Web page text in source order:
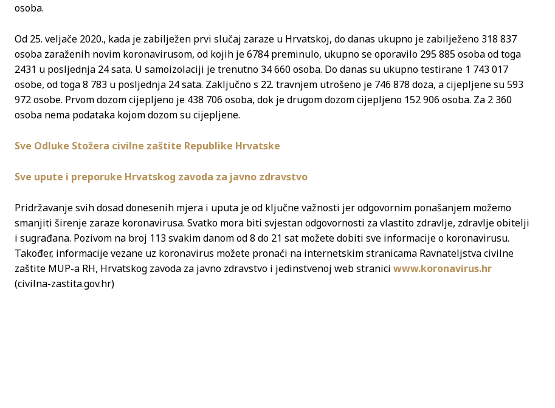
osoba.
Od 25. veljače 2020., kada je zabilježen prvi slučaj zaraze u Hrvatskoj, do danas ukupno je zabilježeno 318 837
osoba zaraženih novim koronavirusom, od kojih je 6784 preminulo, ukupno se oporavilo 295 885 osoba od toga
2431 u posljednja 24 sata. U samoizolaciji je trenutno 34 660 osoba. Do danas su ukupno testirane 1 743 017
osobe, od toga 8 783 u posljednja 24 sata. Zaključno s 22. travnjem utrošeno je 746 878 doza, a cijepljene su 593
972 osobe. Prvom dozom cijepljeno je 438 706 osoba, dok je drugom dozom cijepljeno 152 906 osoba. Za 2 360
osoba nema podataka kojom dozom su cijepljene.
Sve Odluke Stožera civilne zaštite Republike Hrvatske
Sve upute i preporuke Hrvatskog zavoda za javno zdravstvo
Pridržavanje svih dosad donesenih mjera i uputa je od ključne važnosti jer odgovornim ponašanjem možemo
smanjiti širenje zaraze koronavirusa. Svatko mora biti svjestan odgovornosti za vlastito zdravlje, zdravlje obitelji
i sugrađana. Pozivom na broj 113 svakim danom od 8 do 21 sat možete dobiti sve informacije o koronavirusu.
Također, informacije vezane uz koronavirus možete pronaći na internetskim stranicama Ravnateljstva civilne
zaštite MUP-a RH, Hrvatskog zavoda za javno zdravstvo i jedinstvenoj web stranici www.koronavirus.hr
(civilna-zastita.gov.hr)